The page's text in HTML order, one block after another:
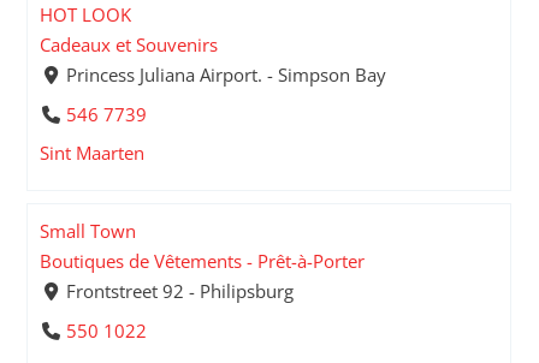
HOT LOOK
Cadeaux et Souvenirs
Princess Juliana Airport. - Simpson Bay
546 7739
Sint Maarten
Small Town
Boutiques de Vêtements - Prêt-à-Porter
Frontstreet 92 - Philipsburg
550 1022